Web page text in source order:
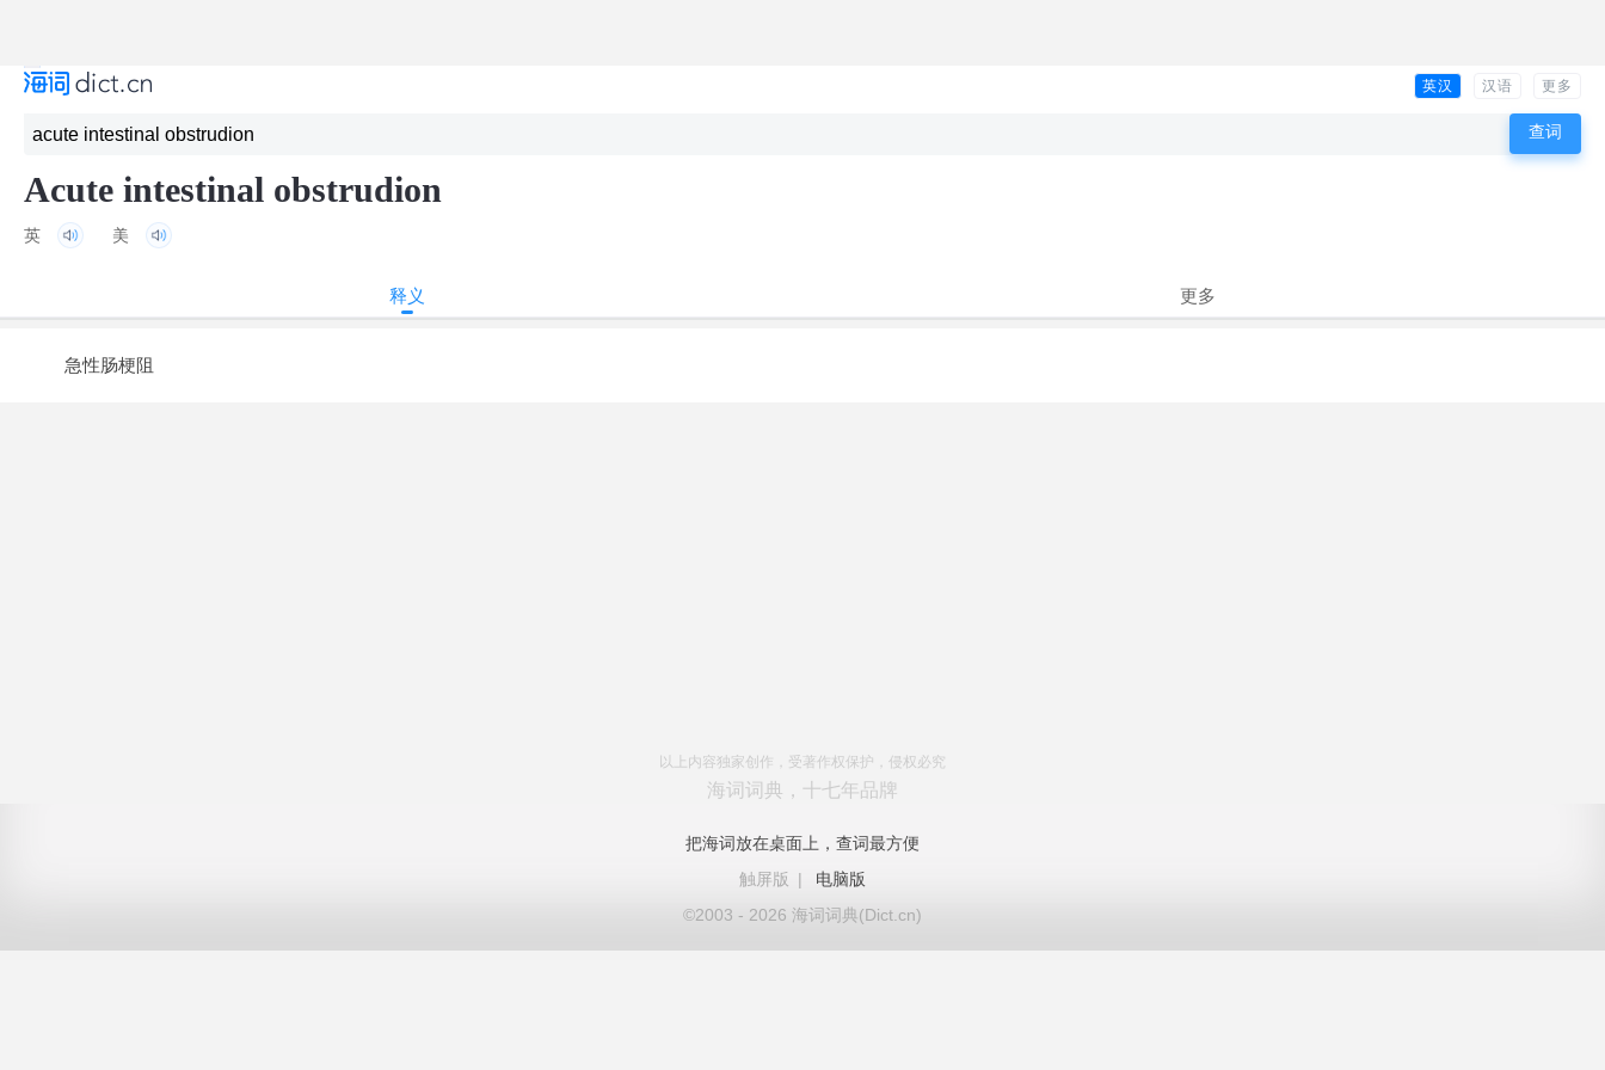
英汉 汉语 更多
Acute intestinal obstrudion
英 美
释义 更多
急性肠梗阻
以上内容独家创作，受著作权保护，侵权必究
海词词典，十七年品牌
把海词放在桌面上，查词最方便
触屏版
|
电脑版
©2003 - 2026 海词词典(Dict.cn)